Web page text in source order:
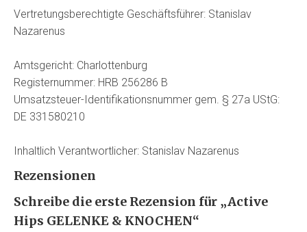
Vertretungsberechtigte Geschäftsführer: Stanislav
Nazarenus
Amtsgericht: Charlottenburg
Registernummer: HRB 256286 B
Umsatzsteuer-Identifikationsnummer gem. § 27a UStG:
DE 331580210
Inhaltlich Verantwortlicher: Stanislav Nazarenus
Rezensionen
Schreibe die erste Rezension für „Active
Hips GELENKE & KNOCHEN“